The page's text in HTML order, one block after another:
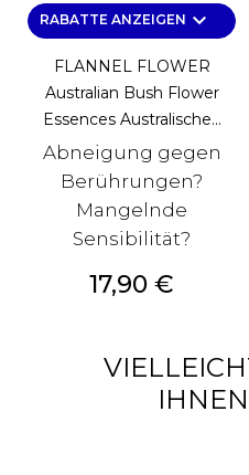
RABATTE ANZEIGEN keyboard_arrow_down
FLANNEL FLOWER
Australian Bush Flower
Essences Australische...
Abneigung gegen
Berührungen?
Mangelnde
Sensibilität?
Preis
17,90 €